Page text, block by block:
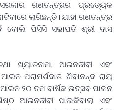
ଗଣତନ୍ତ୍ରର ପ୍ରତ୍ୟେକ
ଲାଗିଛନ୍ତି। ଯାହା ଗଣତନ୍ତ୍ର
ପିସିସି ସଭାପତି ଶ୍ରୀ ଦାସ
ଖ୍ୟାତନାମା ଆଇନଜୀବୀ ଏବଂ
ପରାମର୍ଶଦାତା ଶିବାନନ୍ଦ ରାୟ
୨୦ ତମ ବାର୍ଷିକ ଉତ୍ସବ ପାଳନ
ଆଇନଜୀବୀ ପାଲକିବାଲା ଏବଂ